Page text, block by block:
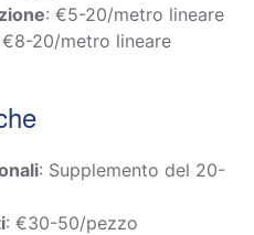
: €5-20/metro lineare
€8-20/metro lineare
: Supplemento del 20-
: €30-50/pezzo